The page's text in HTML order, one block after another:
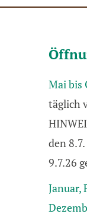
Mai bis
täglich
den
9.7.26
Januar,